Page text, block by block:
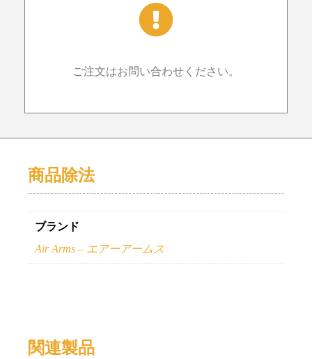
ご注文はお問い合わせください。
商品除法
ブランド
Air Arms – エアーアームス
関連製品